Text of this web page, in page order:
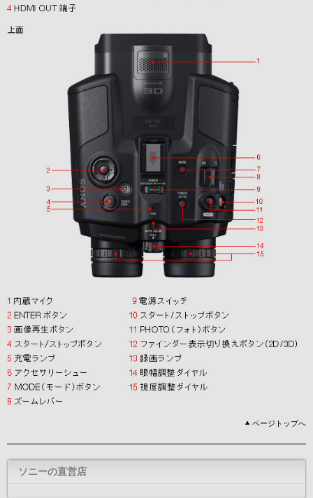
ページトップへ
ソニーの直営店